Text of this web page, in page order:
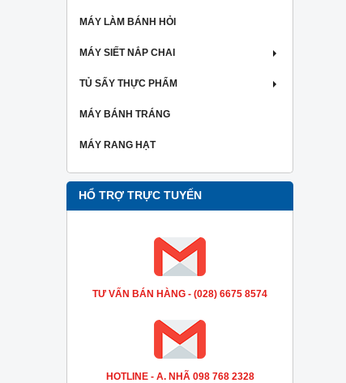
MÁY LÀM BÁNH HỎI
MÁY SIẾT NẮP CHAI
TỦ SẤY THỰC PHẨM
MÁY BÁNH TRÁNG
MÁY RANG HẠT
HỔ TRỢ TRỰC TUYẾN
TƯ VẤN BÁN HÀNG - (028) 6675 8574
HOTLINE - A. NHÃ 098 768 2328